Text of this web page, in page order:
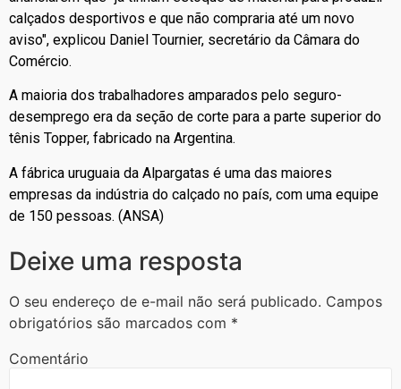
calçados desportivos e que não compraria até um novo
aviso", explicou Daniel Tournier, secretário da Câmara do
Comércio.
A maioria dos trabalhadores amparados pelo seguro-
desemprego era da seção de corte para a parte superior do
tênis Topper, fabricado na Argentina.
A fábrica uruguaia da Alpargatas é uma das maiores
empresas da indústria do calçado no país, com uma equipe
de 150 pessoas. (ANSA)
Deixe uma resposta
O seu endereço de e-mail não será publicado. Campos
obrigatórios são marcados com *
Comentário